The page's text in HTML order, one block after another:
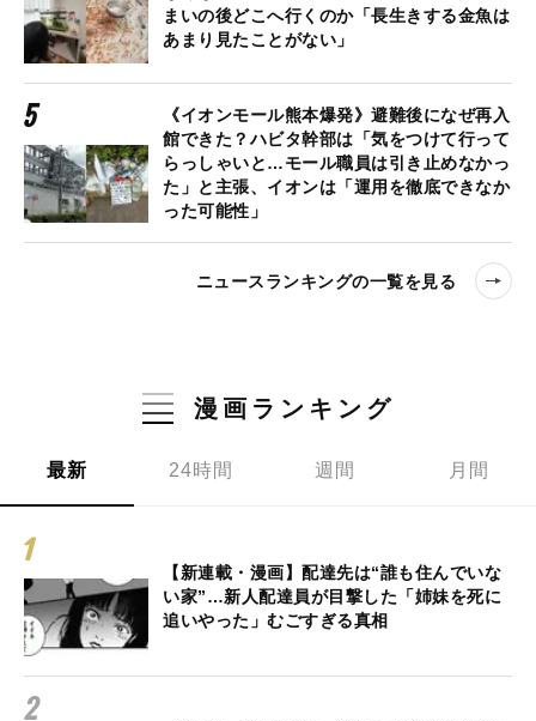
まいの後どこへ行くのか「長生きする金魚は
あまり見たことがない」
《イオンモール熊本爆発》避難後になぜ再入
館できた？ハビタ幹部は「気をつけて行って
らっしゃいと…モール職員は引き止めなかっ
た」と主張、イオンは「運用を徹底できなか
った可能性」
ニュースランキングの一覧を見る
漫画ランキング
最新 24時間 週間 月間
【新連載・漫画】配達先は“誰も住んでいな
い家”…新人配達員が目撃した「姉妹を死に
追いやった」むごすぎる真相